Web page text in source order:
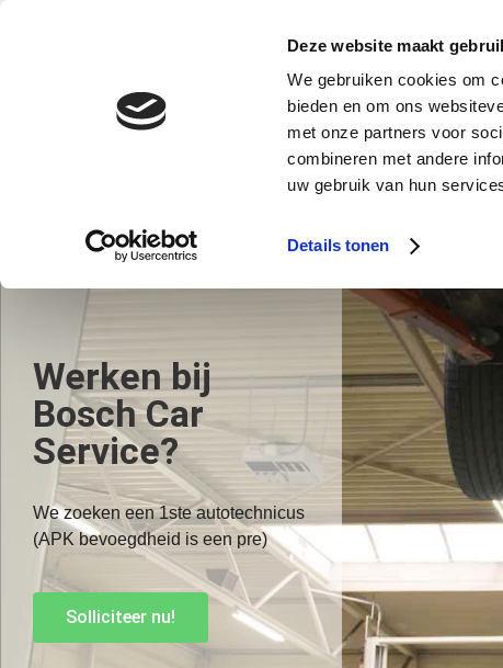
Deze website maakt
We gebruiken cookies om
bieden en om ons
met onze partners voor
combineren met andere
uw gebruik van hun
Details tonen
Bosch Car Service Heerenveen We helpen
Onderhoud Reparatie
Werken bij
Bosch Car
Service?
We zoeken een 1ste autotechnicus
(APK bevoegdheid is een pre)
Solliciteer nu!